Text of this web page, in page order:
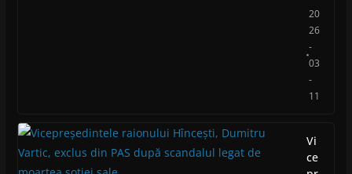
20
26
-
03
-
11
Vi
ce